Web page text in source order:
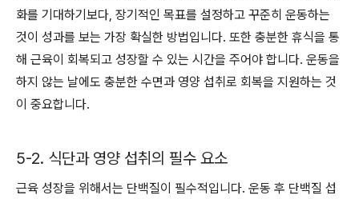
화를 기대하기보다, 장기적인 목표를 설정하고 꾸준히 운동하는
것이 성과를 보는 가장 확실한 방법입니다. 또한 충분한 휴식을 통
해 근육이 회복되고 성장할 수 있는 시간을 주어야 합니다. 운동을
하지 않는 날에도 충분한 수면과 영양 섭취로 회복을 지원하는 것
이 중요합니다.
5-2. 식단과 영양 섭취의 필수 요소
근육 성장을 위해서는 단백질이 필수적입니다. 운동 후 단백질 섭